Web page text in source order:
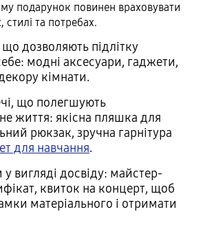
подарунок повинен враховувати
стилі та потребах.
дозволяють підлітку
модні аксесуари, гаджети,
кімнати.
що полегшують
життя: якісна пляшка для
рюкзак, зручна гарнітура
для навчання.
вигляді досвіду: майстер-
квиток на концерт, щоб
матеріального і отримати